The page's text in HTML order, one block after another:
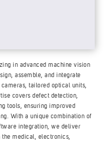
in advanced machine vision
assemble, and integrate
tailored optical units,
covers defect detection,
tools, ensuring improved
With a unique combination of
integration, we deliver
the medical, electronics,